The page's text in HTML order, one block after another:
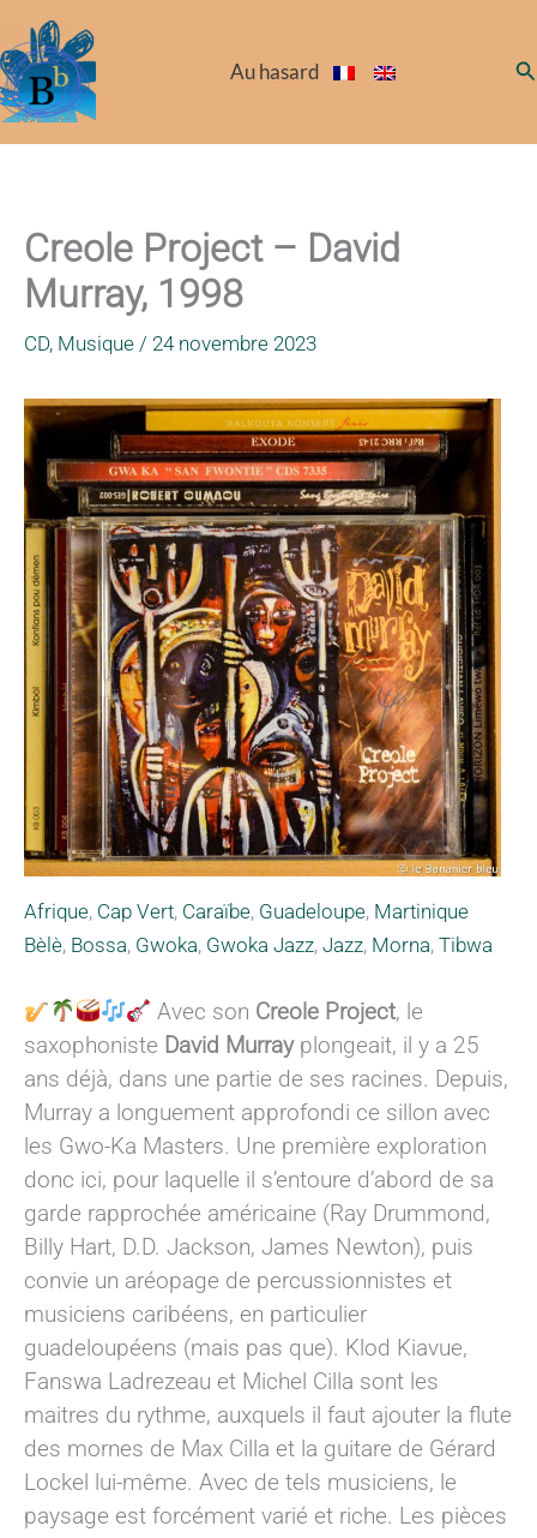
au
contenu
Au hasard
Creole Project – David
Murray, 1998
CD, Musique / 24 novembre 2023
Afrique, Cap Vert, Caraïbe, Guadeloupe, Martinique
Bèlè, Bossa, Gwoka, Gwoka Jazz, Jazz, Morna, Tibwa
Avec son Creole Project, le
saxophoniste David Murrayplongeait, il y a 25
ans déjà, dans une partie de ses racines. Depuis,
Murray a longuement approfondi ce sillon avec
les Gwo-Ka Masters. Une première exploration
donc ici, pour laquelle il s’entoure d’abord de sa
garde rapprochée américaine (Ray Drummond,
Billy Hart, D.D. Jackson, James Newton), puis
convie un aréopage de percussionnistes et
musiciens caribéens, en particulier
guadeloupéens (mais pas que). Klod Kiavue,
Fanswa Ladrezeau et Michel Cilla sont les
maitres du rythme, auxquels il faut ajouter la flute
des mornes de Max Cilla et la guitare de Gérard
Lockel lui-même. Avec de tels musiciens, le
paysage est forcément varié et riche. Les pièces